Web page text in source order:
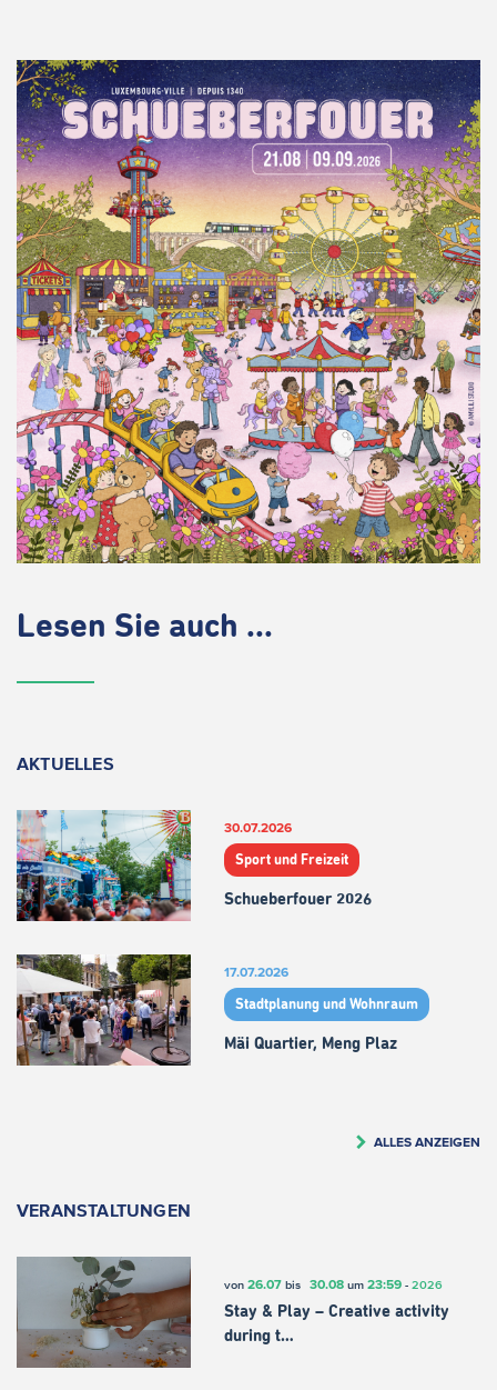
Lesen Sie auch ...
AKTUELLES
30.07.2026
Sport und Freizeit
Schueberfouer 2026
17.07.2026
Stadtplanung und Wohnraum
Mäi Quartier, Meng Plaz
ALLES ANZEIGEN
VERANSTALTUNGEN
von 26.07bis 30.08um 23:59- 2026
Stay & Play – Creative activity
during t…